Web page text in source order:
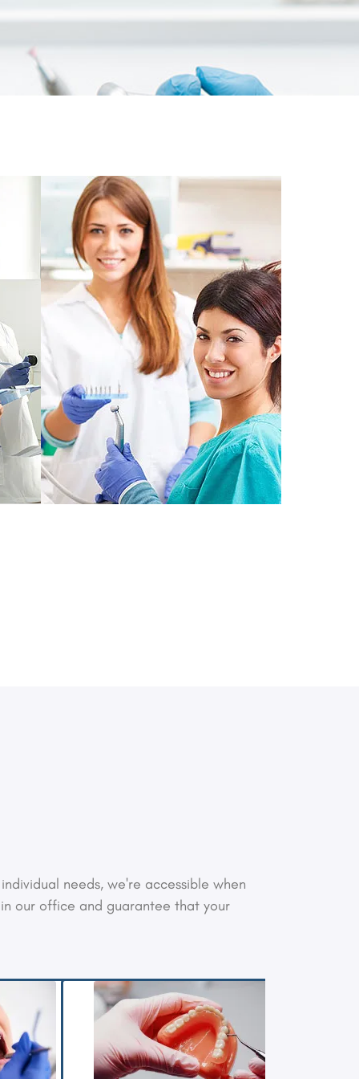
needs, we're accessible when
our office and guarantee that your